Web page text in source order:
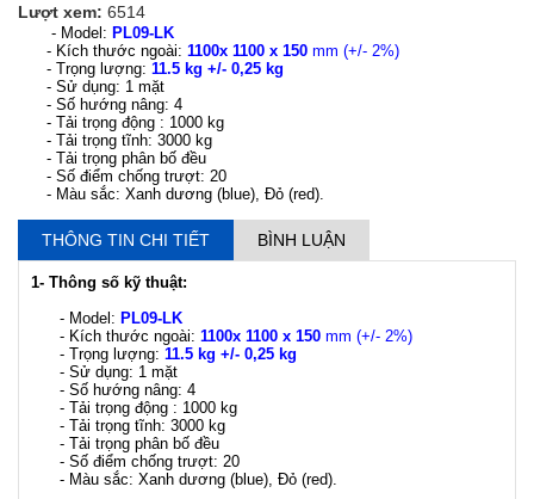
Lượt xem: 6514
- Model: PL09-LK
- Kích thước ngoài: 1100x 1100 x 150 mm (+/- 2%)
- Trọng lượng: 11.5 kg +/- 0,25 kg
- Sử dụng: 1 mặt
- Số hướng nâng: 4
- Tải trọng động : 1000 kg
- Tải trọng tĩnh: 3000 kg
- Tải trọng phân bố đều
- Số điểm chống trượt: 20
- Màu sắc: Xanh dương (blue), Đỏ (red).
THÔNG TIN CHI TIẾT BÌNH LUẬN
1- Thông số kỹ thuật:
- Model: PL09-LK
- Kích thước ngoài: 1100x 1100 x 150 mm (+/- 2%)
- Trọng lượng: 11.5 kg +/- 0,25 kg
- Sử dụng: 1 mặt
- Số hướng nâng: 4
- Tải trọng động : 1000 kg
- Tải trọng tĩnh: 3000 kg
- Tải trọng phân bố đều
- Số điểm chống trượt: 20
- Màu sắc: Xanh dương (blue), Đỏ (red).